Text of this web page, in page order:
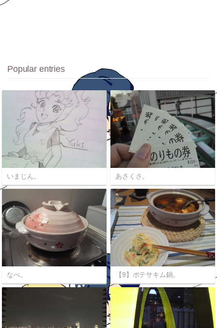
Popular entries
いまじん。 あさくさ。
なべ。 【9】ポテサキム鍋。